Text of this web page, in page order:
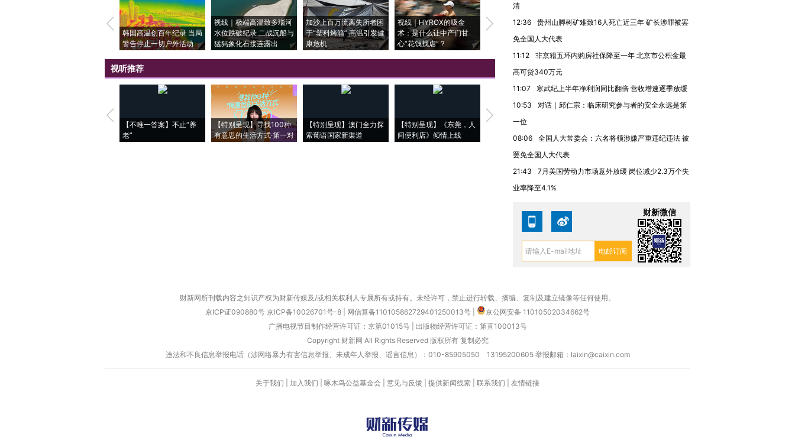
韩国高温创百年纪录 当局
警告停止一切户外活动
视线｜极端高温致多瑙河
水位跌破纪录 二战沉船与
猛犸象化石接连露出
加沙上百万流离失所者困
于“塑料烤箱” 高温引发健
康危机
视线｜HYROX的吸金
术：是什么让中产们甘
心“花钱找虐”？
马航飞行员跨国走私7万
视线｜被称为“蟑螂”的印
视线｜“入侵”还是“人道危
视听推荐
【不唯一答案】不止“养
老”
【特别呈现】寻找100种
有意思的生活方式·第一对
【特别呈现】澳门全力探
索葡语国家新渠道
【特别呈现】《东莞，人
间便利店》倾情上线
【推广】走进第四届链博
会，让数智科技“链”接产
有意思的生活方式·第三对
住三大增长引擎是什么？
清
12:36
贵州山脚树矿难致16人死亡近三年 矿长涉罪被罢
免全国人大代表
11:12
非京籍五环内购房社保降至一年 北京市公积金最
高可贷340万元
11:07
寒武纪上半年净利润同比翻倍 营收增速逐季放缓
10:53
对话｜邱仁宗：临床研究参与者的安全永远是第
一位
08:06
全国人大常委会：六名将领涉嫌严重违纪违法 被
罢免全国人大代表
21:43
7月美国劳动力市场意外放缓 岗位减少2.3万个失
业率降至4.1%
财新微信
财新网所刊载内容之知识产权为财新传媒及/或相关权利人专属所有或持有。未经许可，禁止进行转载、摘编、复制及建立镜像等任何使用。
京ICP证090880号 京ICP备10026701号-8 网信算备110105862729401250013号
京公网安备 11010502034662号
广播电视节目制作经营许可证：京第01015号| 出版物经营许可证：第直100013号
Copyright 财新网 All Rights Reserved 版权所有 复制必究
违法和不良信息举报电话（涉网络暴力有害信息举报、未成年人举报、谣言信息）：010-85905050 13195200605 举报邮箱：laixin@caixin.com
关于我们 加入我们 啄木鸟公益基金会 意见与反馈 提供新闻线索 联系我们 友情链接